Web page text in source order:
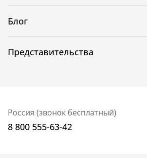
Блог
Представительства
Россия (звонок бесплатный)
8 800 555-63-42